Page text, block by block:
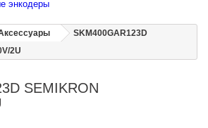
энкодеры
SKM400GAR123D
2U
SEMIKRON